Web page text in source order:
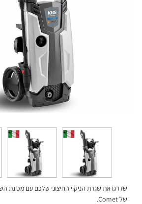
שדרגו את שגרת הניקוי החיצוני שלכם עם מכונת
של Comet.